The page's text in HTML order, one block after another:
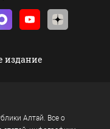
издание
Алтай. Все о